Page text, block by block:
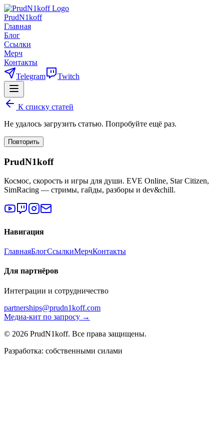
PrudN1koff
Главная
Блог
Ссылки
Мерч
Контакты
Telegram
Twitch
К списку статей
Не удалось загрузить статью. Попробуйте ещё раз.
Повторить
PrudN1koff
Космос, скорость и игры для души. EVE Online, Star Citizen,
SimRacing — стримы, гайды, разборы и dev&chill.
Навигация
ГлавнаяБлогСсылкиМерчКонтакты
Для партнёров
Интеграции и сотрудничество
partnerships@prudn1koff.com
Медиа-кит по запросу →
© 2026 PrudN1koff. Все права защищены.
Разработка: собственными силами